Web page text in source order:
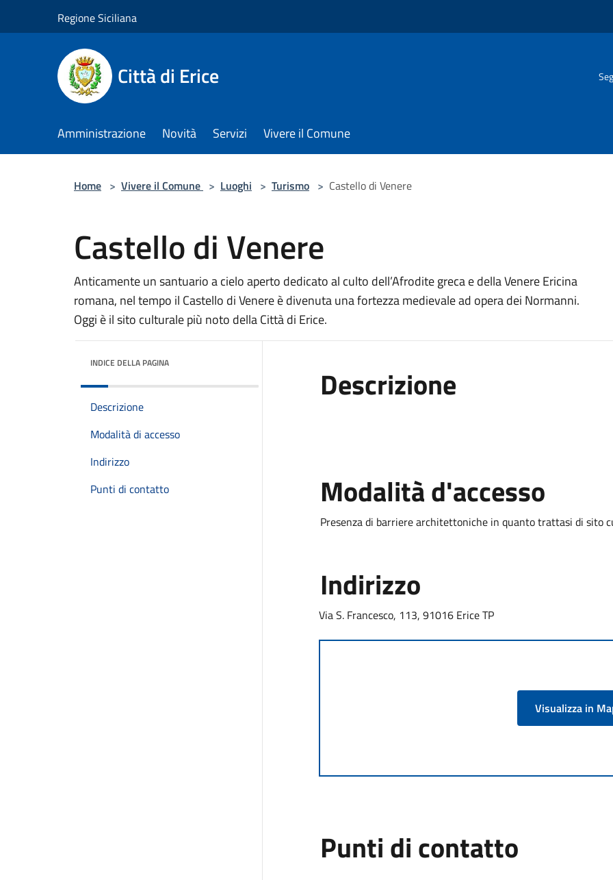
Regione Siciliana
Città di Erice
Amministrazione Novità Servizi Vivere il Comune
Home > Vivere il Comune > Luoghi > Turismo > Castello di Venere
Castello di Venere
Anticamente un santuario a cielo aperto dedicato al culto dell’Afrodite greca e della Venere Ericina
romana, nel tempo il Castello di Venere è divenuta una fortezza medievale ad opera dei Normanni.
Oggi è il sito culturale più noto della Città di Erice.
INDICE DELLA PAGINA
Descrizione
Modalità di accesso
Indirizzo
Punti di contatto
Descrizione
Modalità d'accesso
Presenza di barriere architettoniche in quanto trattasi di sito
Indirizzo
Via S. Francesco, 113, 91016 Erice TP
Visualizza in
Punti di contatto